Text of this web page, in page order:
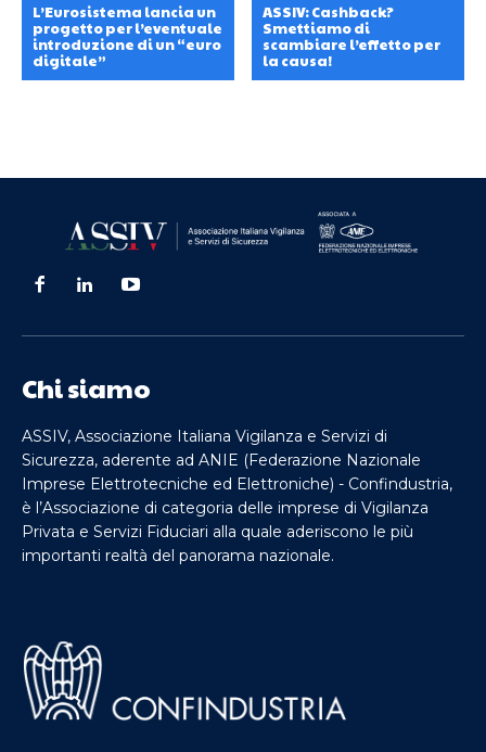
L’Eurosistema lancia un
progetto per l’eventuale
introduzione di un “euro
digitale”
ASSIV: Cashback?
Smettiamo di
scambiare l’effetto per
la causa!
Chi siamo
ASSIV, Associazione Italiana Vigilanza e Servizi di
Sicurezza, aderente ad ANIE (Federazione Nazionale
Imprese Elettrotecniche ed Elettroniche) - Confindustria,
è l’Associazione di categoria delle imprese di Vigilanza
Privata e Servizi Fiduciari alla quale aderiscono le più
importanti realtà del panorama nazionale.